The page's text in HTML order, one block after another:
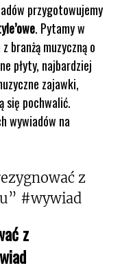
przygotowujemy
. Pytamy w
branżą muzyczną o
płyty, najbardziej
zajawki,
się pochwalić.
wywiadów na
z